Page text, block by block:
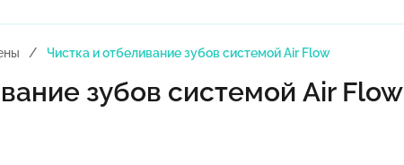
Чистка и отбеливание зубов системой Air Flow
зубов системой Air Flow